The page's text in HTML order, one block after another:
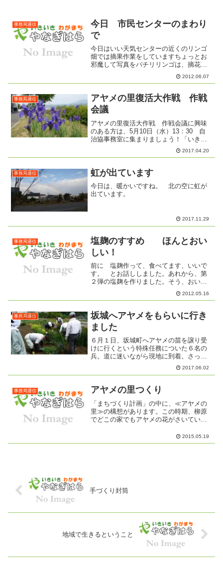
事務局通信
今日 市民センターのまわり
で
今日はいい天気センターの近くのリンゴ
畑では摘果作業をしていますちょっとお
邪魔して写真をパチリリンゴは、摘花さ
れ、摘果されて私たちの口に入るまで ど
れくらいの競争を勝ち抜いてきたのか地
ゴたち踏みつぶされたり...
2012.06.07
事務局通信
アヤメの里復活大作戦 作戦
会議
アヤメの里復活大作戦 作戦会議に興味
のある方は、5月10日（水）13：30 自
治協事務室に集まりましょう！「いきい
きわがまちやなぎはら」4月15日号でも告
知しましたが、5月15日、6月10日に作業
業を...
2017.04.20
事務局通信 虹が出ています
今日は、暖かいですね。 北の空に虹が
出ています。
2017.11.29
事務局通信
塩麹のすすめ ほんとおい
しい！
前に 塩麹作って、食べてます、いいで
す。 とお話ししました。あれから、第
２弾の塩麹を作りました。そう、おいし
くって便利で、 また作ったのです。お
肉は、やわらかくおいしくなります。お
焼くそれから、から揚げ。...
2012.05.16
事務局通信
坂城へアヤメをもらいに行き
ました
６月１日、坂城町へアヤメの苗を譲り受
けに行くという特殊任務についた６名の
兵。道に迷いながら現地に到着。さっそ
く、柳澤さんの畑へ行き、アヤメの株を
掘り、軽トラックに２台の苗をいただい
うございます。いつかお会...
2017.06.02
事務局通信 アヤメの里つくり
「まちづくり計画」の中に、≪アヤメの
里≫の構想があります。この時期、柳原
でどこの家でもアヤメの花がさいていた
一株でもいいのでアヤメを植えません
か？ちょっと前までは、長電の柳原駅の
2015.05.19
手づくり封筒
地域で生きるということ